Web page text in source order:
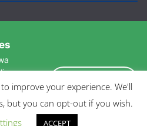
improve your experience. We'll
but you can opt-out if you wish.
ACCEPT
Akceptuję